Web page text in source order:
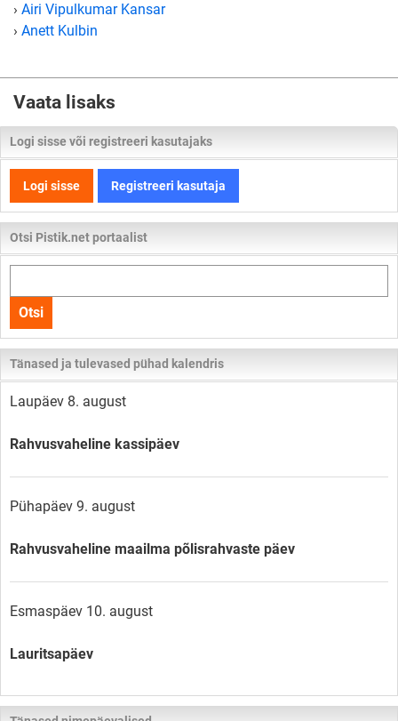
› Airi Vipulkumar Kansar
› Anett Kulbin
Vaata lisaks
Logi sisse või registreeri kasutajaks
Logi sisse Registreeri kasutaja
Otsi Pistik.net portaalist
kogu
lehelt
Otsi
Tänased ja tulevased pühad kalendris
Laupäev 8. august
Rahvusvaheline kassipäev
Pühapäev 9. august
Rahvusvaheline maailma põlisrahvaste päev
Esmaspäev 10. august
Lauritsapäev